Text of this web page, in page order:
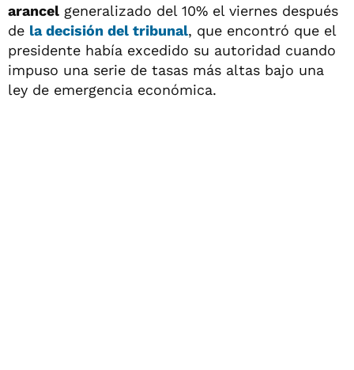
arancel generalizado del 10% el viernes después
de la decisión del tribunal, que encontró que el
presidente había excedido su autoridad cuando
impuso una serie de tasas más altas bajo una
ley de emergencia económica.